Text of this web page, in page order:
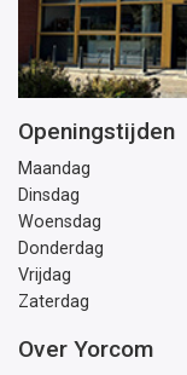
Openingstijden
Maandag
Dinsdag
Woensdag
Donderdag
Vrijdag
Zaterdag
Over Yorcom